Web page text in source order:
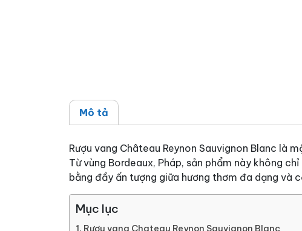
Mô tả
Rượu vang Château Reynon Sauvignon Blanc là
Từ vùng Bordeaux, Pháp, sản phẩm này không
bằng đầy ấn tượng giữa hương thơm đa dạng
Mục lục
Rượu vang Chateau Reynon Sauvignon Blanc